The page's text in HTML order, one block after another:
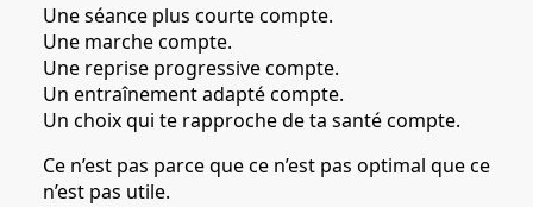
Une séance plus courte compte.
Une marche compte.
Une reprise progressive compte.
Un entraînement adapté compte.
Un choix qui te rapproche de ta santé compte.
Ce n’est pas parce que ce n’est pas optimal que ce
n’est pas utile.